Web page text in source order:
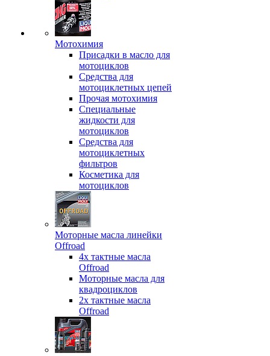
Мотохимия
Присадки в масло для
мотоциклов
Средства для
мотоциклетных цепей
Прочая мотохимия
Специальные
жидкости для
мотоциклов
Средства для
мотоциклетных
фильтров
Косметика для
мотоциклов
Моторные масла линейки
Offroad
4х тактные масла
Offroad
Моторные масла для
квадроциклов
2х тактные масла
Offroad